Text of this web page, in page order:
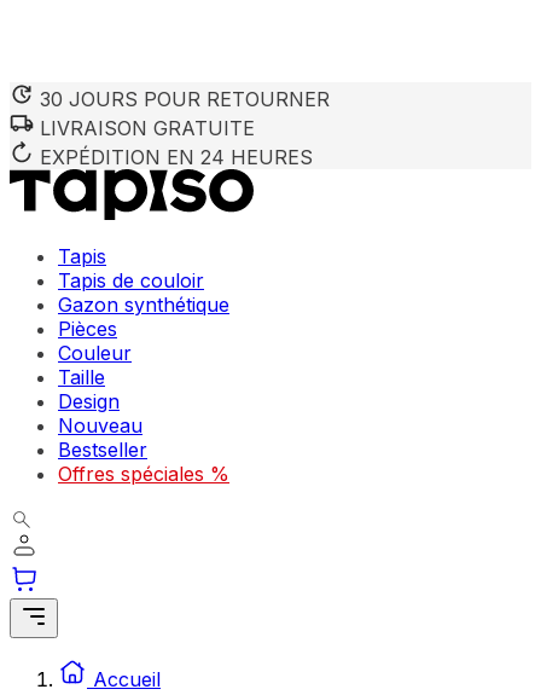
30 JOURS POUR RETOURNER
LIVRAISON GRATUITE
EXPÉDITION EN 24 HEURES
Tapis
Tapis de couloir
Gazon synthétique
Pièces
Couleur
Taille
Design
Nouveau
Bestseller
Offres spéciales %
Accueil
Nous utilisons des cookies pour personnaliser le contenu
partenaires peuvent combiner ces informations avec
utilisation de leurs services.
Les cookies indispensables sont cruciaux pour les
Les cookies liés aux préférences permettent au site de
comme votre langue préférée ou la région dans laquelle
Les cookies marketing sont utilisés pour suivre les
engageantes pour l'utilisateur individuel et, par